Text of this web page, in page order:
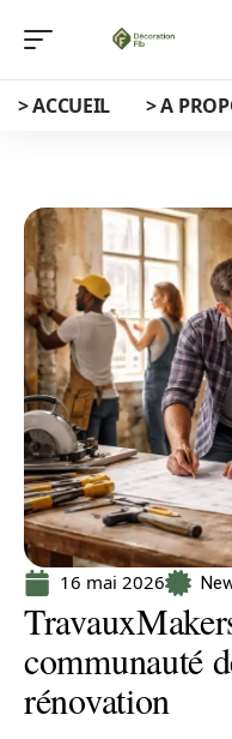
> ACCUEIL > A
16 mai 2026
communauté
rénovation